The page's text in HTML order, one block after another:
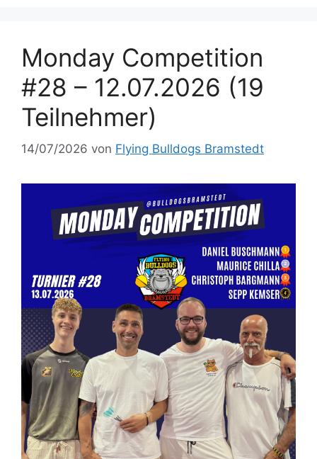
Monday Competition
#28 – 12.07.2026 (19
Teilnehmer)
14/07/2026 von Flying Bulldogs Bramstedt